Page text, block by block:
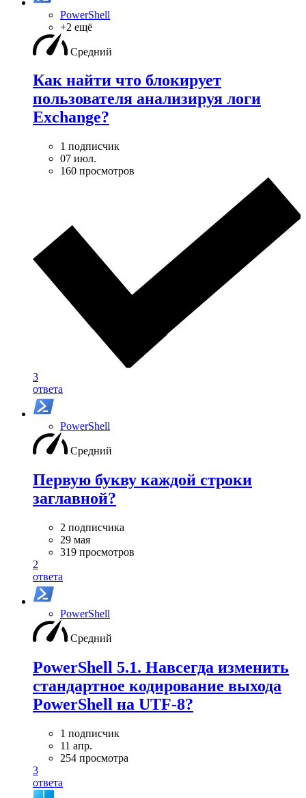
PowerShell
+2 ещё
Средний
Как найти что блокирует
пользователя анализируя логи
Exchange?
1 подписчик
07 июл.
160 просмотров
3
ответа
PowerShell
Средний
Первую букву каждой строки
заглавной?
2 подписчика
29 мая
319 просмотров
2
ответа
PowerShell
Средний
PowerShell 5.1. Навсегда изменить
стандартное кодирование выхода
PowerShell на UTF-8?
1 подписчик
11 апр.
254 просмотра
3
ответа